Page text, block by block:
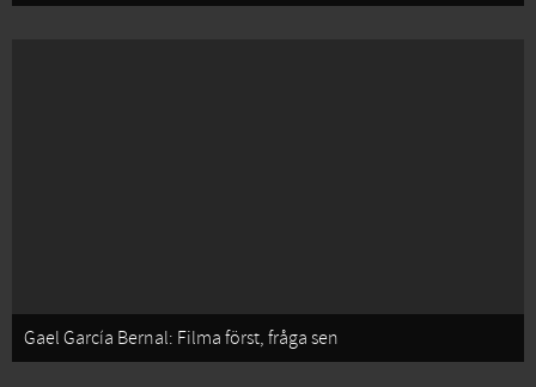
Gael García Bernal: Filma först, fråga sen